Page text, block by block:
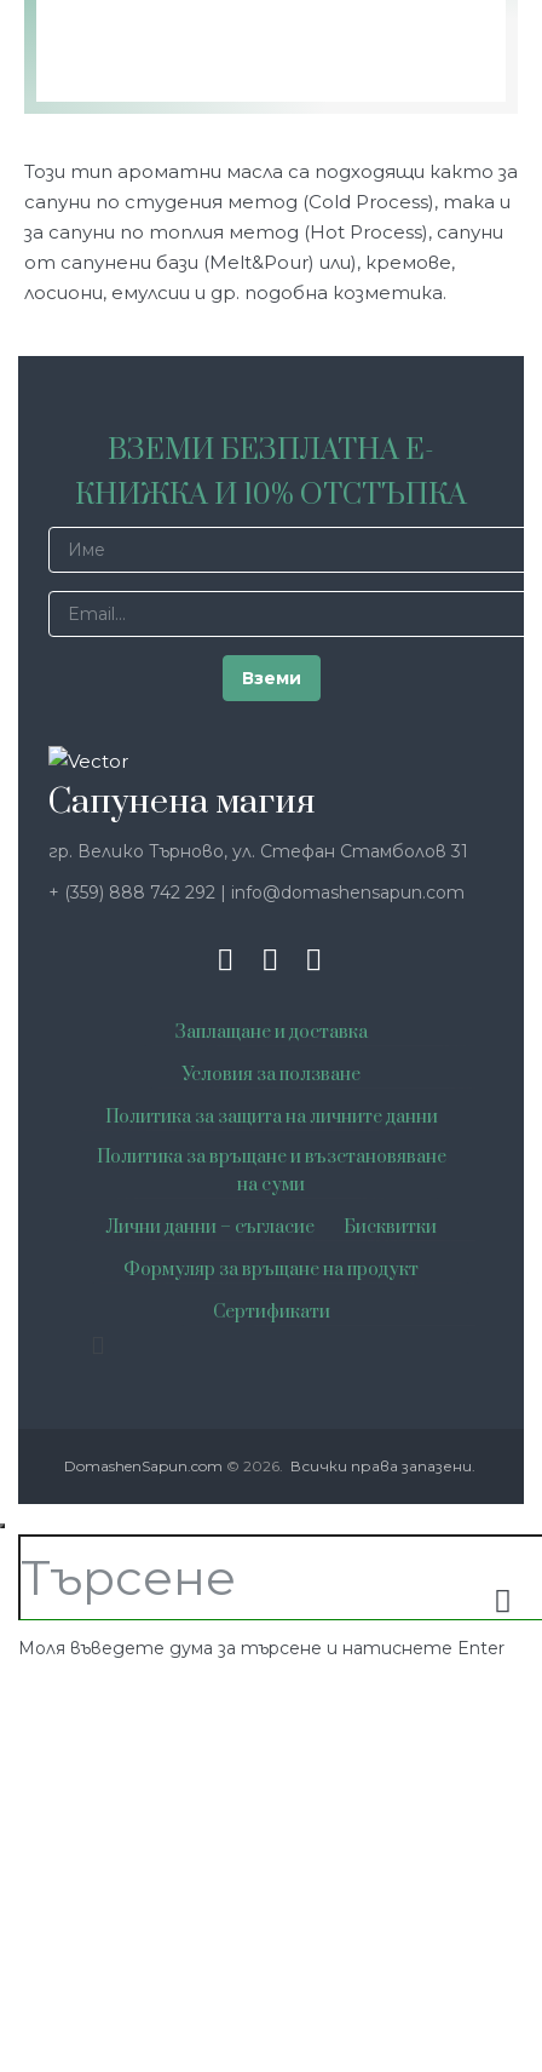
Този тип ароматни масла са подходящи както за
сапуни по студения метод (Cold Process), така и
за сапуни по топлия метод (Hot Process), сапуни
от сапунени бази (Melt&Pour) или), кремове,
лосиони, емулсии и др. подобна козметика.
ВЗЕМИ БЕЗПЛАТНА Е-
КНИЖКА И 10% ОТСТЪПКА
Сапунена магия
гр. Велико Търново, ул. Стефан Стамболов 31
+ (359) 888 742 292 | info@domashensapun.com
Заплащане и доставка
Условия за ползване
Политика за защита на личните данни
Политика за връщане и възстановяване
на суми
Лични данни – съгласие
Бисквитки
Формуляр за връщане на продукт
Сертификати
DomashenSapun.com © 2026. Всички права запазени.
Моля въведете дума за търсене и натиснете Enter